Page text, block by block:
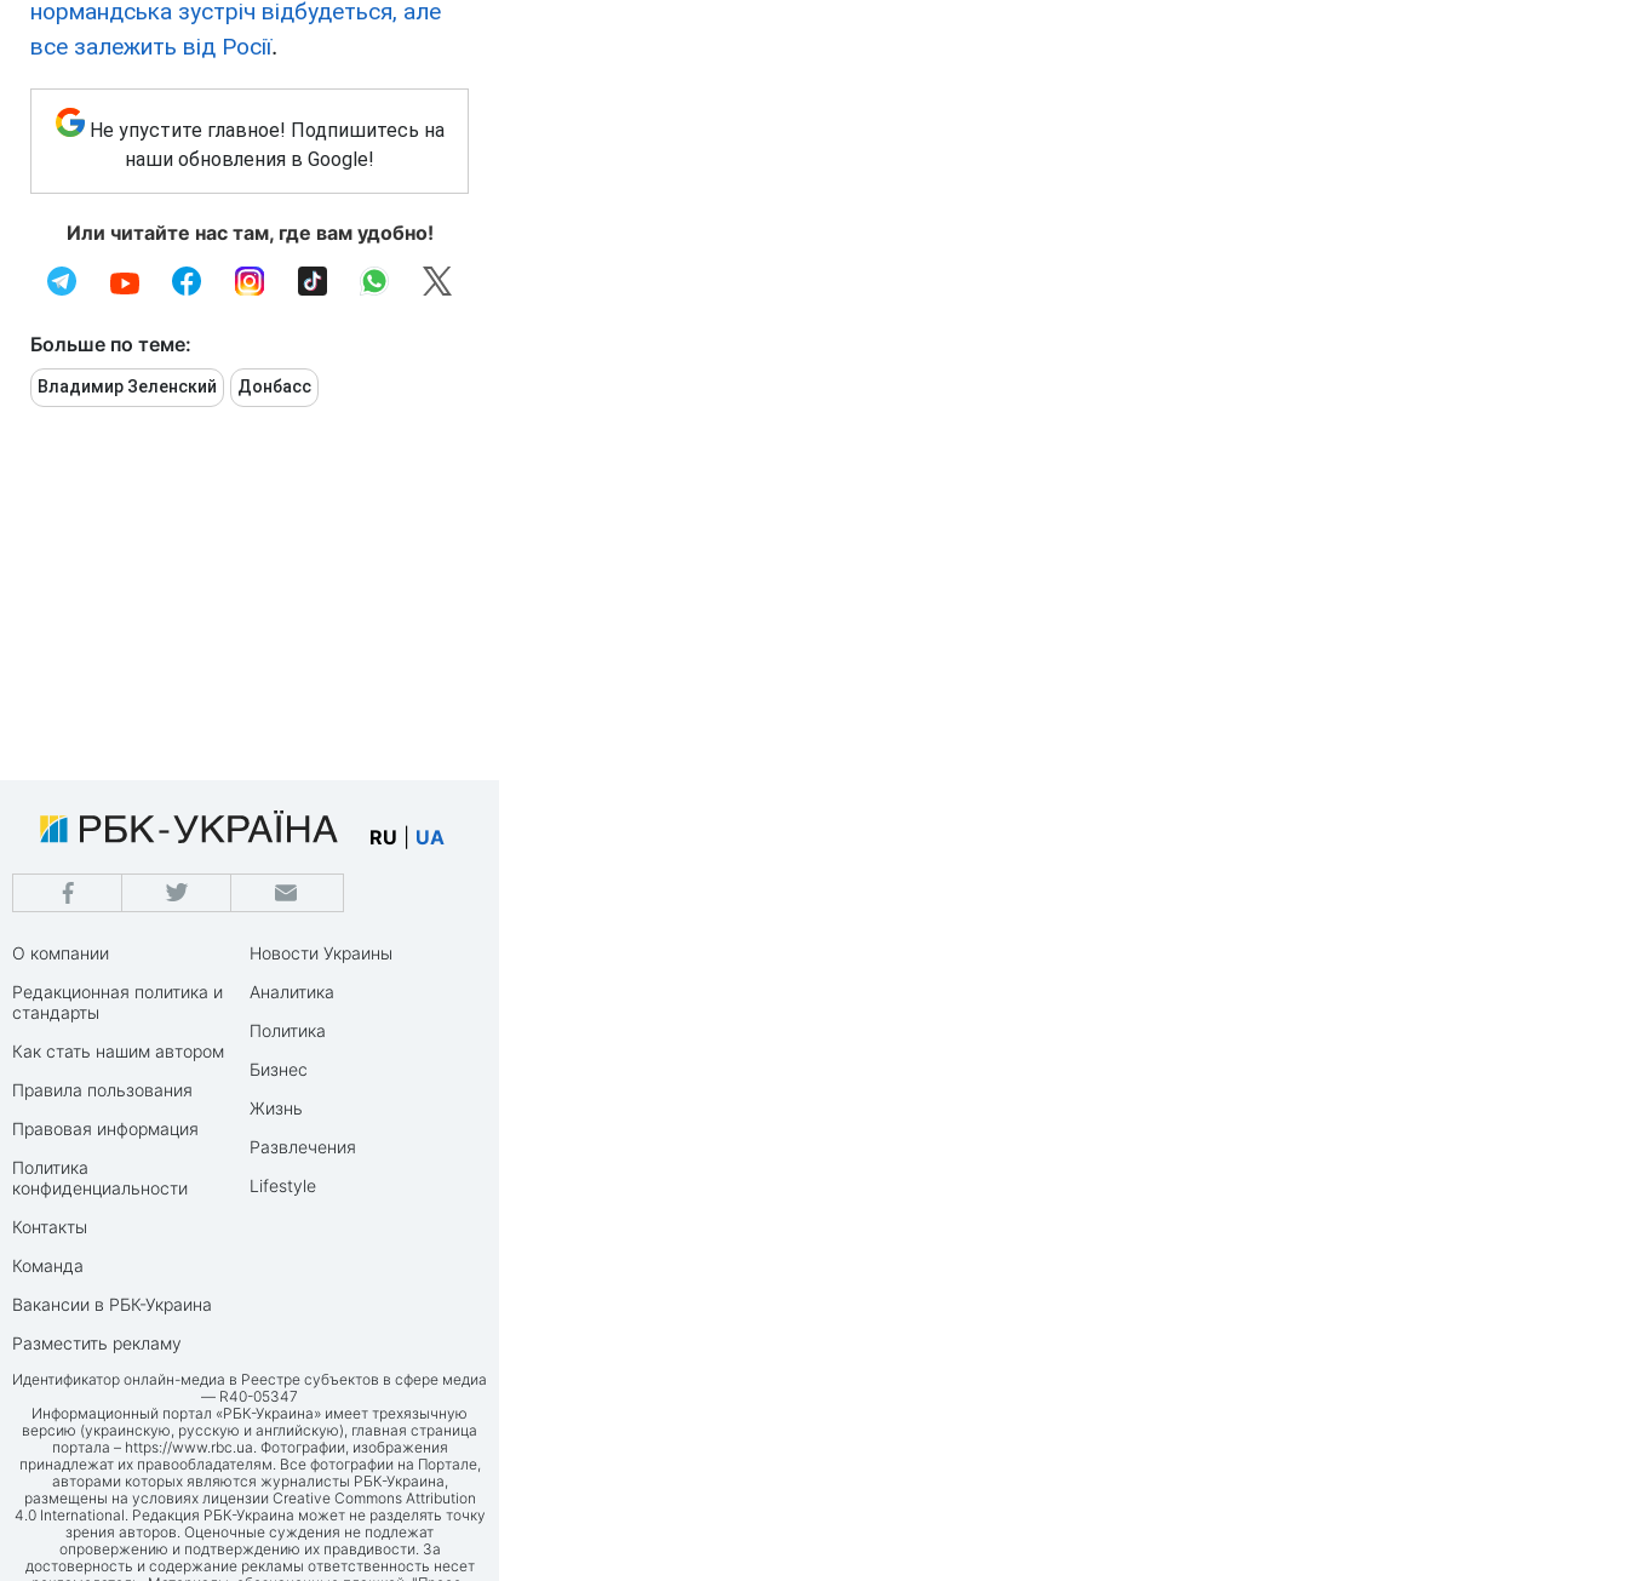
нормандська зустріч відбудеться, але
все залежить від Росії.
Не упустите главное! Подпишитесь на
наши обновления в Google!
Или читайте нас там, где вам удобно!
Больше по теме:
Владимир Зеленский Донбасс
RU UA
О компании
Редакционная политика и
стандарты
Как стать нашим автором
Правила пользования
Правовая информация
Политика
конфиденциальности
Контакты
Команда
Вакансии в РБК-Украина
Разместить рекламу
Новости Украины
Аналитика
Политика
Бизнес
Жизнь
Развлечения
Lifestyle
Идентификатор онлайн-медиа в Реестре субъектов в сфере медиа
— R40-05347
Информационный портал «РБК-Украина» имеет трехязычную
версию (украинскую, русскую и английскую), главная страница
портала – https://www.rbc.ua . Фотографии, изображения
принадлежат их правообладателям. Все фотографии на Портале,
авторами которых являются журналисты РБК-Украина,
размещены на условиях лицензии Creative Commons Attribution
4.0 International. Редакция РБК-Украина может не разделять точку
зрения авторов. Оценочные суждения не подлежат
опровержению и подтверждению их правдивости. За
достоверность и содержание рекламы ответственность несет